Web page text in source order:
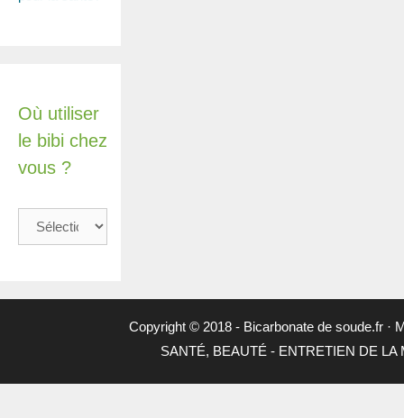
Où utiliser
le bibi chez
vous ?
utiliser
chez
Copyright © 2018 - Bicarbonate de soude.fr·
SANTÉ, BEAUTÉ - ENTRETIEN DE LA